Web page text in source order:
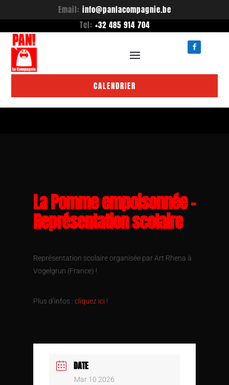
Email: info@panlacompagnie.be
Tel: +32 485 914 704
CALENDRIER
La Pomme empoisonnée –
Représentation scolaire
Représentation scolaire organisée par Art Rhena à
Vogelgrun (France) !
Plus d’infos : cliquez ici !
DATE
Mar 10 2026